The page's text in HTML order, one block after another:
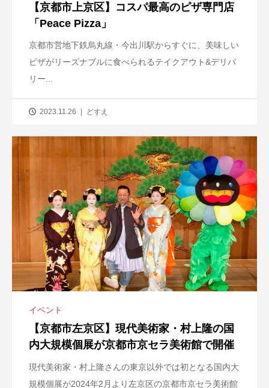
【京都市上京区】コスパ最高のピザ専門店
「Peace Pizza」
京都市営地下鉄烏丸線・今出川駅からすぐに、美味しい
ピザがリーズナブルに食べられるテイクアウト&デリバ
リー...
2023.11.26 どすえ
イベント
【京都市左京区】現代美術家・村上隆の国
内大規模個展が京都市京セラ美術館で開催
現代美術家・村上隆さんの東京以外では初となる国内大
規模個展が2024年2月より左京区の京都市京セラ美術館